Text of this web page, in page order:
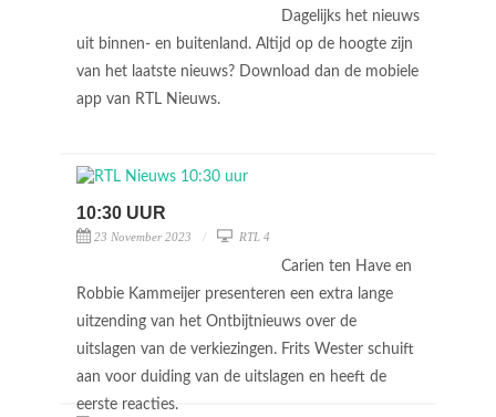
Dagelijks het nieuws
uit binnen- en buitenland. Altijd op de hoogte zijn
van het laatste nieuws? Download dan de mobiele
app van RTL Nieuws.
10:30 UUR
23 November 2023 RTL 4
Carien ten Have en
Robbie Kammeijer presenteren een extra lange
uitzending van het Ontbijtnieuws over de
uitslagen van de verkiezingen. Frits Wester schuift
aan voor duiding van de uitslagen en heeft de
eerste reacties.